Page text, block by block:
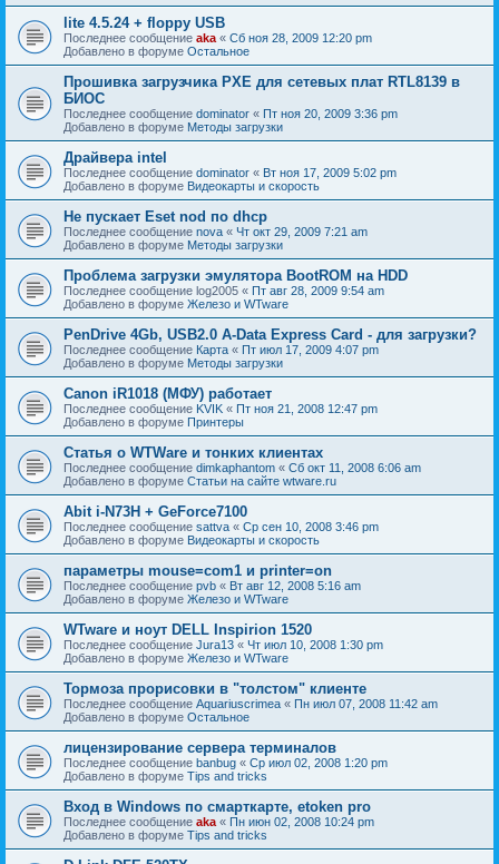
lite 4.5.24 + floppy USB
Последнее сообщение aka « Сб ноя 28, 2009 12:20 pm
Добавлено в форуме Остальное
Прошивка загрузчика PXE для сетевых плат RTL8139 в
БИОС
Последнее сообщение dominator « Пт ноя 20, 2009 3:36 pm
Добавлено в форуме Методы загрузки
Драйвера intel
Последнее сообщение dominator « Вт ноя 17, 2009 5:02 pm
Добавлено в форуме Видеокарты и скорость
Не пускает Eset nod по dhcp
Последнее сообщение nova « Чт окт 29, 2009 7:21 am
Добавлено в форуме Методы загрузки
Проблема загрузки эмулятора BootROM на HDD
Последнее сообщение log2005 « Пт авг 28, 2009 9:54 am
Добавлено в форуме Железо и WTware
PenDrive 4Gb, USB2.0 A-Data Express Card - для загрузки?
Последнее сообщение Карта « Пт июл 17, 2009 4:07 pm
Добавлено в форуме Методы загрузки
Canon iR1018 (МФУ) работает
Последнее сообщение KVIK « Пт ноя 21, 2008 12:47 pm
Добавлено в форуме Принтеры
Статья о WTWare и тонких клиентах
Последнее сообщение dimkaphantom « Сб окт 11, 2008 6:06 am
Добавлено в форуме Статьи на сайте wtware.ru
Abit i-N73H + GeForce7100
Последнее сообщение sattva « Ср сен 10, 2008 3:46 pm
Добавлено в форуме Видеокарты и скорость
параметры mouse=com1 и printer=on
Последнее сообщение pvb « Вт авг 12, 2008 5:16 am
Добавлено в форуме Железо и WTware
WTware и ноут DELL Inspirion 1520
Последнее сообщение Jura13 « Чт июл 10, 2008 1:30 pm
Добавлено в форуме Железо и WTware
Тормоза прорисовки в "толстом" клиенте
Последнее сообщение Aquariuscrimea « Пн июл 07, 2008 11:42 am
Добавлено в форуме Остальное
лицензирование сервера терминалов
Последнее сообщение banbug « Ср июл 02, 2008 1:20 pm
Добавлено в форуме Tips and tricks
Вход в Windows по смарткарте, etoken pro
Последнее сообщение aka « Пн июн 02, 2008 10:24 pm
Добавлено в форуме Tips and tricks